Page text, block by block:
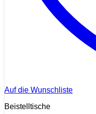
Auf die Wunschliste
Beistelltische